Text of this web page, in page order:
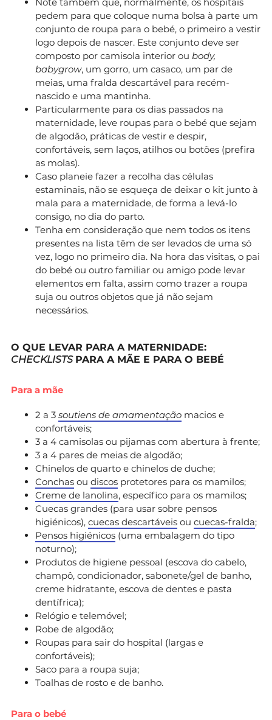
pedem para que coloque numa bolsa à parte um
conjunto de roupa para o bebé, o primeiro a vestir
logo depois de nascer. Este conjunto deve ser
composto por camisola interior ou body,
babygrow, um gorro, um casaco, um par de
meias, uma fralda descartável para recém-
nascido e uma mantinha.
Particularmente para os dias passados na
maternidade, leve roupas para o bebé que sejam
de algodão, práticas de vestir e despir,
confortáveis, sem laços, atilhos ou botões (prefira
as molas).
Caso planeie fazer a recolha das células
estaminais, não se esqueça de deixar o kit junto à
mala para a maternidade, de forma a levá-lo
consigo, no dia do parto.
Tenha em consideração que nem todos os itens
presentes na lista têm de ser levados de uma só
vez, logo no primeiro dia. Na hora das visitas, o pai
do bebé ou outro familiar ou amigo pode levar
elementos em falta, assim como trazer a roupa
suja ou outros objetos que já não sejam
necessários.
O QUE LEVAR PARA A MATERNIDADE:
CHECKLISTS PARA A MÃE E PARA O BEBÉ
Para a mãe
2 a 3 soutiens de amamentação macios e
confortáveis;
3 a 4 camisolas ou pijamas com abertura à frente;
3 a 4 pares de meias de algodão;
Chinelos de quarto e chinelos de duche;
Conchas ou discos protetores para os mamilos;
Creme de lanolina, específico para os mamilos;
Cuecas grandes (para usar sobre pensos
higiénicos), cuecas descartáveis ou cuecas-fralda;
Pensos higiénicos (uma embalagem do tipo
noturno);
Produtos de higiene pessoal (escova do cabelo,
champô, condicionador, sabonete/gel de banho,
creme hidratante, escova de dentes e pasta
dentífrica);
Relógio e telemóvel;
Robe de algodão;
Roupas para sair do hospital (largas e
confortáveis);
Saco para a roupa suja;
Toalhas de rosto e de banho.
Para o bebé